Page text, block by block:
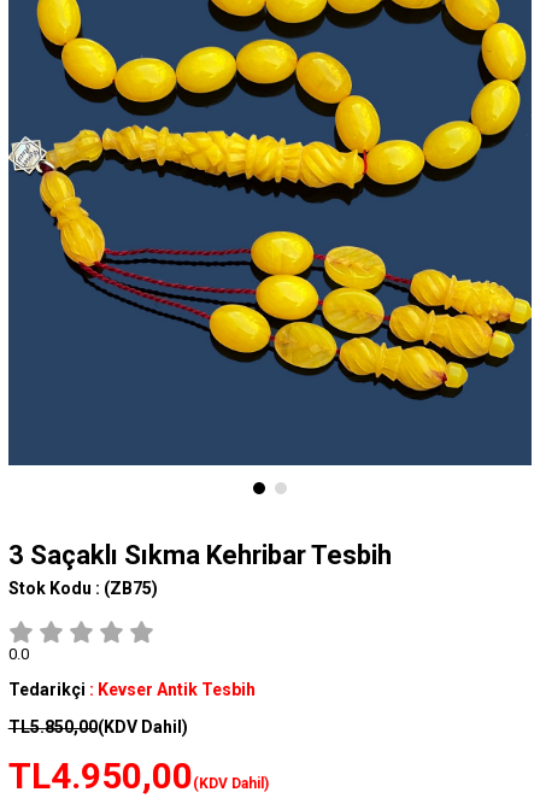
3 Saçaklı Sıkma Kehribar Tesbih
Stok Kodu : (ZB75)
0.0
Tedarikçi : Kevser Antik Tesbih
TL5.850,00(KDV Dahil)
TL4.950,00(KDV Dahil)